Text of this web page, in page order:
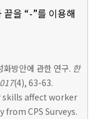
을 “-”를 이용해
방안에 관한 연구. 한
(4), 63-63.
skills affect worker
CPS Surveys.